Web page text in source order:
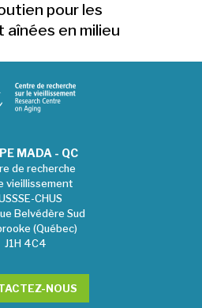
pour les
en milieu
MADA - QC
de recherche
vieillissement
CHUS
Belvédère Sud
(Québec)
J1H 4C4
NOUS